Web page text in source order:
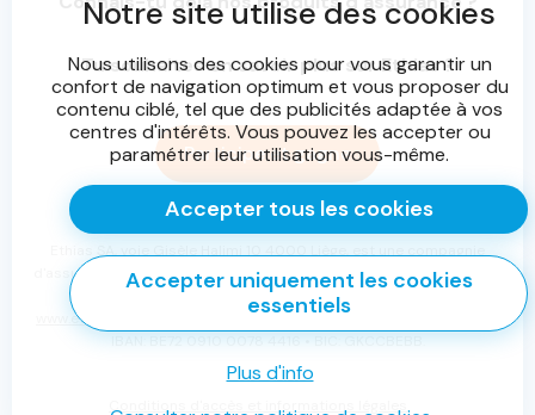
Tu souhaites en savoir plus sur Ethias ?
Participe et gagne
d'assurance agréée en Belgique sous le n° 0196 et soumise au droit
belge.
www.ethias.be
• RPR Liège TVA BE 0404.484.654 -
IBAN: BE72 0910 0078 4416 • BIC: GKCCBEBB.
Notre site utilise des cookies
Nous utilisons des cookies pour vous garantir un
confort de navigation optimum et vous proposer du
contenu ciblé, tel que des publicités adaptée à vos
centres d'intérêts. Vous pouvez les accepter ou
paramétrer leur utilisation vous-même.
Accepter tous les cookies
Accepter uniquement les cookies
essentiels
Plus d'info